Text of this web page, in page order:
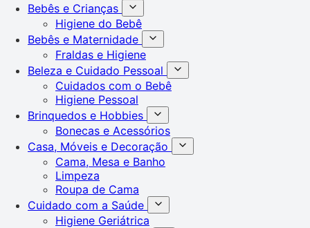
Bebês e Crianças
Higiene do Bebê
Bebês e Maternidade
Fraldas e Higiene
Beleza e Cuidado Pessoal
Cuidados com o Bebê
Higiene Pessoal
Brinquedos e Hobbies
Bonecas e Acessórios
Casa, Móveis e Decoração
Cama, Mesa e Banho
Limpeza
Roupa de Cama
Cuidado com a Saúde
Higiene Geriátrica